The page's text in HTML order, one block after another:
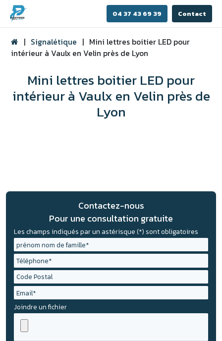
04 37 43 69 39 Contact
| Signalétique | Mini lettres boitier LED pour
intérieur à Vaulx en Velin près de Lyon
Mini lettres boitier LED pour
intérieur à Vaulx en Velin près de
Lyon
Contactez-nous
Pour une consultation gratuite
Les champs indiqués par un astérisque (*) sont obligatoires
Joindre un fichier